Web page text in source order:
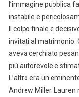
l’immagine pubblica
instabile e
Il colpo finale e
invitati al matrimonio.
aveva cerchiato
più autorevole e
L’altro era un
Andrew Miller.